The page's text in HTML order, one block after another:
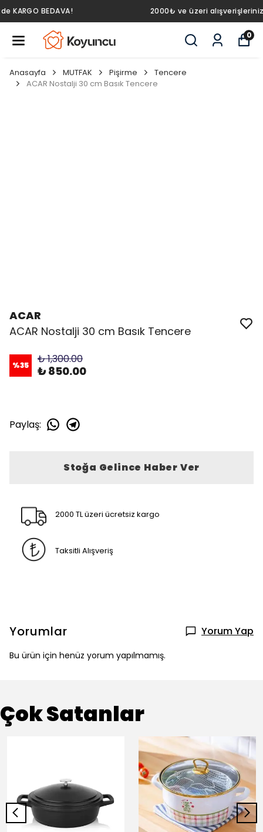
2000₺ ve üzeri alışverişlerinizde KARGO BEDAVA!
0
Anasayfa MUTFAK Pişirme
Tencere
ACAR Nostalji 30 cm Basık Tencere
ACAR
ACAR Nostalji 30 cm Basık Tencere
%35 ₺ 1,300.00
₺ 850.00
Paylaş:
Stoğa Gelince Haber Ver
2000 TL üzeri ücretsiz kargo
Taksitli Alışveriş
Yorumlar Yorum Yap
Bu ürün için henüz yorum yapılmamış.
Çok Satanlar